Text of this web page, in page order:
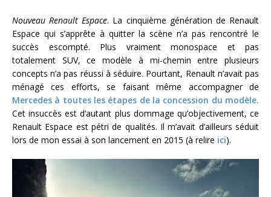
Nouveau Renault Espace. La cinquième génération de Renault
Espace qui s’apprête à quitter la scène n’a pas rencontré le
succès escompté. Plus vraiment monospace et pas
totalement SUV, ce modèle à mi-chemin entre plusieurs
concepts n’a pas réussi à séduire. Pourtant, Renault n’avait pas
ménagé ces efforts, se faisant même accompagner de
Mercedes à toutes les étapes de la concession du modèle.
Cet insuccès est d’autant plus dommage qu’objectivement, ce
Renault Espace est pétri de qualités. Il m’avait d’ailleurs séduit
lors de mon essai à son lancement en 2015 (à relire ici).